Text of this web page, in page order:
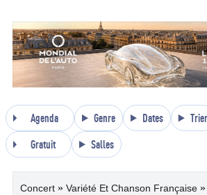
Agenda Genre Dates Trier
Gratuit Salles
Concert » Variété Et Chanson Française »